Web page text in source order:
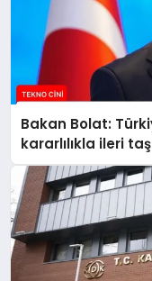
Bakan Bolat:
kararlılıkla ileri